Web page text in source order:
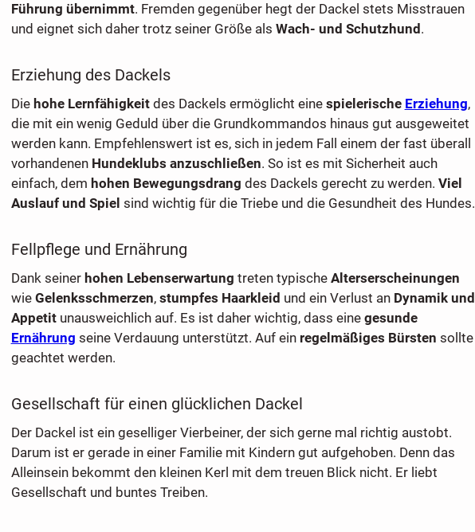
Führung übernimmt. Fremden gegenüber hegt der Dackel stets Misstrauen
und eignet sich daher trotz seiner Größe als Wach- und Schutzhund .
Erziehung des Dackels
Die hohe Lernfähigkeit des Dackels ermöglicht eine spielerische Erziehung,
die mit ein wenig Geduld über die Grundkommandos hinaus gut ausgeweitet
werden kann. Empfehlenswert ist es, sich in jedem Fall einem der fast überall
vorhandenenHundeklubs anzuschließen. So ist es mit Sicherheit auch
einfach, dem hohen Bewegungsdrang des Dackels gerecht zu werden. Viel
Auslauf und Spiel sind wichtig für die Triebe und die Gesundheit des Hundes.
Fellpflege und Ernährung
Dank seiner hohen Lebenserwartung treten typische Alterserscheinungen
wie Gelenksschmerzen, stumpfes Haarkleid und ein Verlust an Dynamik und
Appetit unausweichlich auf. Es ist daher wichtig, dass eine gesunde
Ernährung seine Verdauung unterstützt. Auf ein regelmäßiges Bürsten sollte
geachtet werden.
Gesellschaft für einen glücklichen Dackel
Der Dackel ist ein geselliger Vierbeiner, der sich gerne mal richtig austobt.
Darum ist er gerade in einer Familie mit Kindern gut aufgehoben. Denn das
Alleinsein bekommt den kleinen Kerl mit dem treuen Blick nicht. Er liebt
Gesellschaft und buntes Treiben.